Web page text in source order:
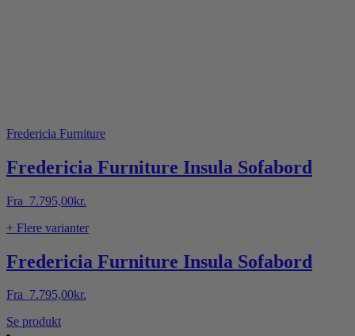
Fredericia Furniture
Fredericia Furniture Insula Sofabord
Fra 7.795,00kr.
+ Flere varianter
Fredericia Furniture Insula Sofabord
Fra 7.795,00kr.
Se produktDette